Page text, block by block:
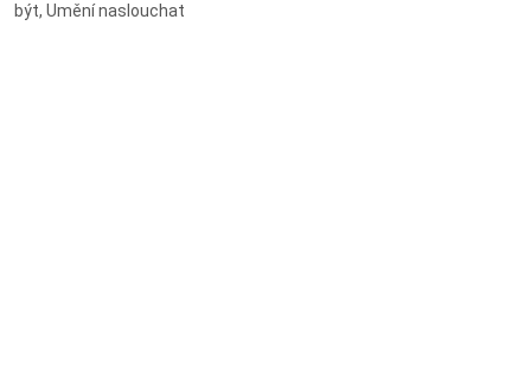
být, Umění naslouchat